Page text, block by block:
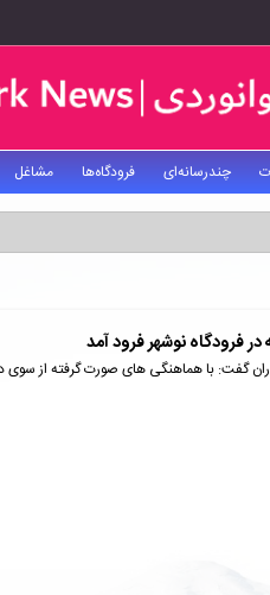
چندرسانه‌ای فرودگاه‌ها مشاغل
فرودگاه نوشهر فرود آمد
گفت: با هماهنگی های صورت گرفته از